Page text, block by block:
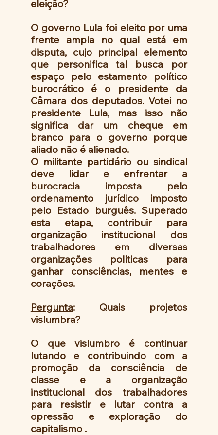
eleição?
O governo Lula foi eleito por uma
frente ampla no qual está em
disputa, cujo principal elemento
que personifica tal busca por
espaço pelo estamento político
burocrático é o presidente da
Câmara dos deputados. Votei no
presidente Lula, mas isso não
significa dar um cheque em
branco para o governo porque
aliado não é alienado.
O militante partidário ou sindical
deve lidar e enfrentar a
burocracia imposta pelo
ordenamento jurídico imposto
pelo Estado burguês. Superado
esta etapa, contribuir para
organização institucional dos
trabalhadores em diversas
organizações políticas para
ganhar consciências, mentes e
corações.
Pergunta: Quais projetos
vislumbra?
O que vislumbro é continuar
lutando e contribuindo com a
promoção da consciência de
classe e a organização
institucional dos trabalhadores
para resistir e lutar contra a
opressão e exploração do
capitalismo .